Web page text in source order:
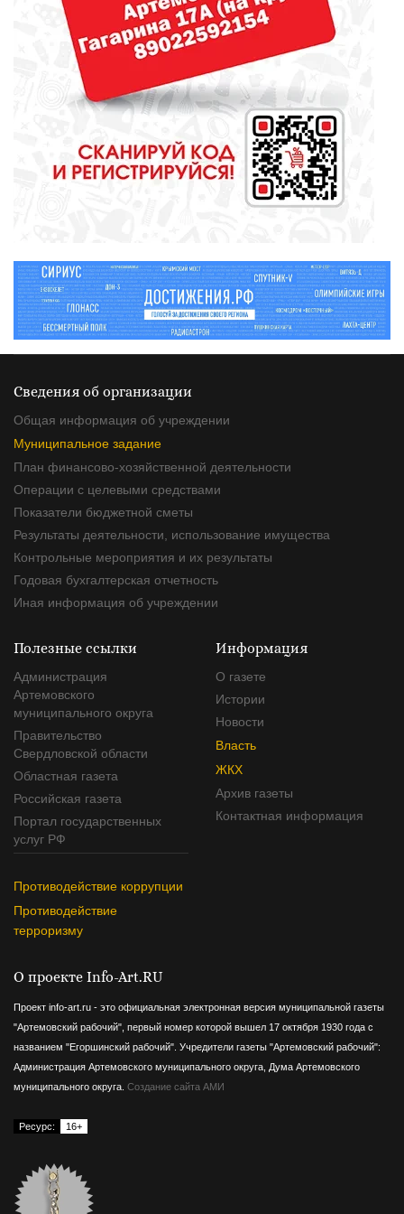
От диеты до режима: все о
питании при грудном
вскармливании
СПОРТ
полицейского
Сведения об организации
Общая информация об учреждении
Муниципальное задание
План финансово-хозяйственной деятельности
Операции с целевыми средствами
Показатели бюджетной сметы
Результаты деятельности, использование имущества
Контрольные мероприятия и их результаты
Годовая бухгалтерская отчетность
Иная информация об учреждении
Полезные ссылки
Администрация
Артемовского
муниципального округа
Правительство
Свердловской области
Областная газета
Российская газета
Портал государственных
услуг РФ
Противодействие коррупции
Противодействие
терроризму
Информация
О газете
Истории
Новости
Власть
ЖКХ
Архив газеты
Контактная информация
О проекте Info-Art.RU
Проект info-art.ru - это официальная электронная версия муниципальной газеты
"Артемовский рабочий", первый номер которой вышел 17 октября 1930 года с
названием "Егоршинский рабочий". Учредители газеты "Артемовский рабочий":
Администрация Артемовского муниципального округа, Дума Артемовского
муниципального округа. Создание сайта АМИ
Ресурс: 16+